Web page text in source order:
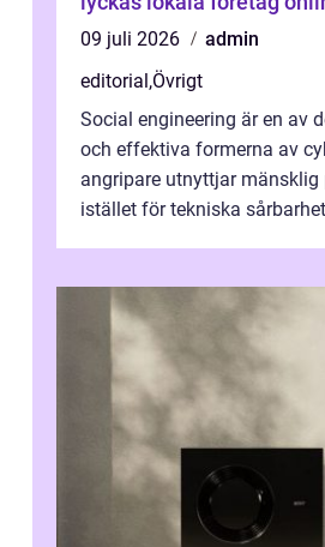
09 juli 2026
admin
editorial,Övrigt
Social engineering är en av
och effektiva formerna av
angripare utnyttjar mänsklig
istället för tekniska